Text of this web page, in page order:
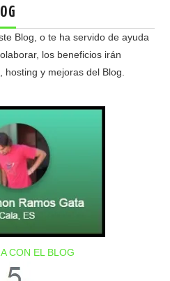
Blog, o te ha servido de ayuda
los beneficios irán
y mejoras del Blog.
CON EL BLOG